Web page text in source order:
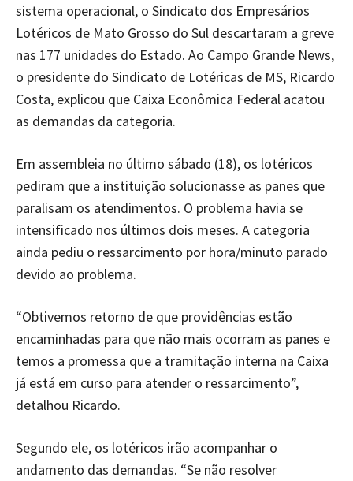
sistema operacional, o Sindicato dos Empresários
Lotéricos de Mato Grosso do Sul descartaram a greve
nas 177 unidades do Estado. Ao Campo Grande News,
o presidente do Sindicato de Lotéricas de MS, Ricardo
Costa, explicou que Caixa Econômica Federal acatou
as demandas da categoria.
Em assembleia no último sábado (18), os lotéricos
pediram que a instituição solucionasse as panes que
paralisam os atendimentos. O problema havia se
intensificado nos últimos dois meses. A categoria
ainda pediu o ressarcimento por hora/minuto parado
devido ao problema.
“Obtivemos retorno de que providências estão
encaminhadas para que não mais ocorram as panes e
temos a promessa que a tramitação interna na Caixa
já está em curso para atender o ressarcimento”,
detalhou Ricardo.
Segundo ele, os lotéricos irão acompanhar o
andamento das demandas. “Se não resolver